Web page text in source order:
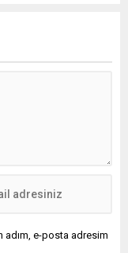
adım, e-posta adresim